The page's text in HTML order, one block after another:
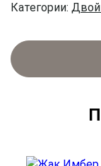
Категории: